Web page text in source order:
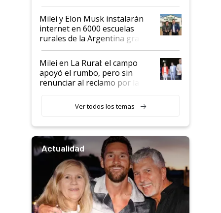
Milei y Elon Musk instalarán
internet en 6000 escuelas
rurales de la Argentina gracias
a un acuerdo con Starlink
Milei en La Rural: el campo
apoyó el rumbo, pero sin
renunciar al reclamo por las
Ver todos los temas
Actualidad